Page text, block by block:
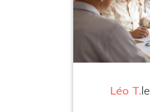
Léo T.le